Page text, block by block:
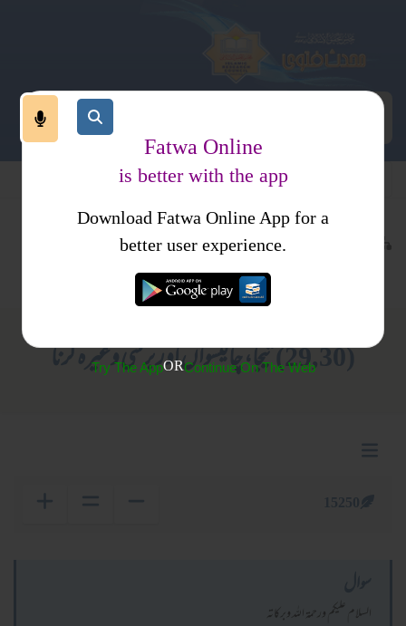
معاشی نظام
کتب فتاوی
مجموعہ مقالات و فتاوی
(29,30)تیجا، چالیسواں اور برسی وغیرہ کرنا
السلام عليكم ورحمة الله وبركاته
Fatwa Online
is better with the app
Download Fatwa Online App for a
better user experience.
Try The AppORContinue On The Web